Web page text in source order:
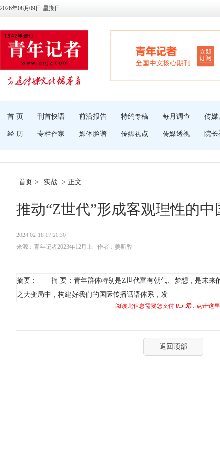
2026年08月09日 星期日
首 页 刊首快语 前沿报告 特约专稿 每月调查 传媒
经 历 专栏作家 媒体脸谱 传媒视点 传媒透视 院长
首页 > 实战 > 正文
推动“Z世代”形成客观理性的中
2024-02-18 17:21:30
来源：青年记者2023年12月上
作者：姜昕骅
摘要： 摘 要：青年群体特别是Z世代富有朝气、梦想，是未来
之大变局中，构建好我们的国际传播话语体系，发
阅读此信息需要您支付 0.5 元，点击这
返回顶部